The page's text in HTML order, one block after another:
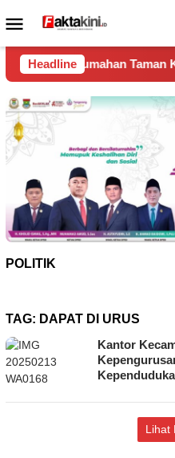
ke
Menu
Mobile
Headline
Taman Kirana Surya Solear
POLITIK
TAG: DAPAT DI URUS
Kantor
Lihat